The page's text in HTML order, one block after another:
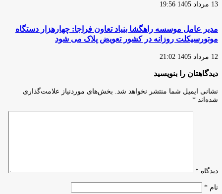
13 مرداد 1405 19:56
مدیر عامل موسسه راهگشا بنیاد تعاون فراجا: چهارهزار دستگاه
موتورسیکلت روزانه در کشور تعویض پلاک می شود
12 مرداد 1405 21:02
دیدگاهتان را بنویسید
نشانی ایمیل شما منتشر نخواهد شد.
بخش‌های موردنیاز علامت‌گذاری
شده‌اند *
دیدگاه *
نام *